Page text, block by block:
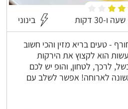
שעה ו-30 דקות בינוני
- טעים בריא מזין והכי חשוב
הוא לקצוץ את הירקות
לרכך, לטחון, והופ יש לכם
לארוחה! אפשר לשלב עם